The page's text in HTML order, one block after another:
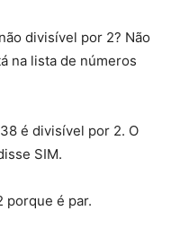
divisível por 2? Não
na lista de números
é divisível por 2. O
SIM.
porque é par.